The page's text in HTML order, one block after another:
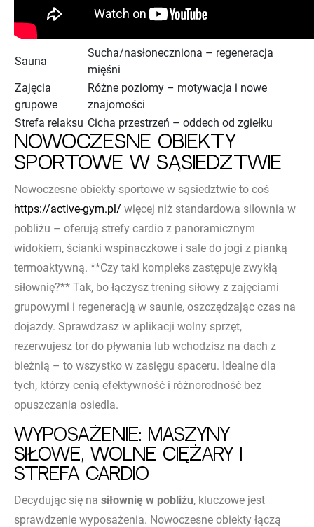
Sauna
Sucha/nasłoneczniona – regeneracja
mięśni
Zajęcia
grupowe
Różne poziomy – motywacja i nowe
znajomości
Strefa relaksu Cicha przestrzeń – oddech od zgiełku
Nowoczesne obiekty
sportowe w sąsiedztwie
Nowoczesne obiekty sportowe w sąsiedztwie to coś
https://active-gym.pl/ więcej niż standardowa siłownia w
pobliżu – oferują strefy cardio z panoramicznym
widokiem, ścianki wspinaczkowe i sale do jogi z pianką
termoaktywną. **Czy taki kompleks zastępuje zwykłą
siłownię?** Tak, bo łączysz trening siłowy z zajęciami
grupowymi i regeneracją w saunie, oszczędzając czas na
dojazdy. Sprawdzasz w aplikacji wolny sprzęt,
rezerwujesz tor do pływania lub wchodzisz na dach z
bieżnią – to wszystko w zasięgu spaceru. Idealne dla
tych, którzy cenią efektywność i różnorodność bez
opuszczania osiedla.
Wyposażenie: maszyny
siłowe, wolne ciężary i
strefa cardio
Decydując się na siłownię w pobliżu, kluczowe jest
sprawdzenie wyposażenia. Nowoczesne obiekty łączą